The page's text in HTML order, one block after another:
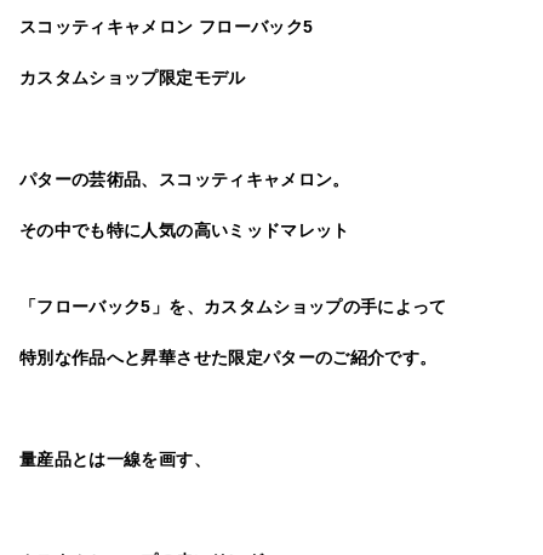
スコッティキャメロン フローバック5
カスタムショップ限定モデル
パターの芸術品、スコッティキャメロン。
その中でも特に人気の高いミッドマレット
「フローバック5」を、カスタムショップの手によって
特別な作品へと昇華させた限定パターのご紹介です。
量産品とは一線を画す、